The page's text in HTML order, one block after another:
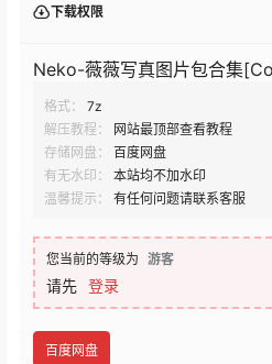
下载权限
Neko-薇薇写真图片包合集
格式：
7z
解压教程：
网站最顶部查看教程
存储网盘：
百度网盘
有无水印：
本站均不加水印
温馨提示：
有任何问题请联系客服
您当前的等级为 游客
请先 登录
百度网盘